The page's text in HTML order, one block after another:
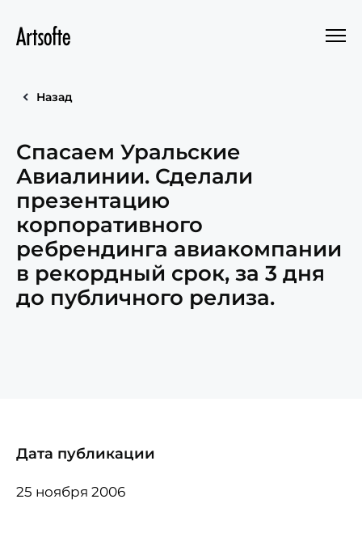
Назад
Спасаем Уральские
Авиалинии. Сделали
презентацию
корпоративного
ребрендинга авиакомпании
в рекордный срок, за 3 дня
до публичного релиза.
Дата публикации
25 ноября 2006